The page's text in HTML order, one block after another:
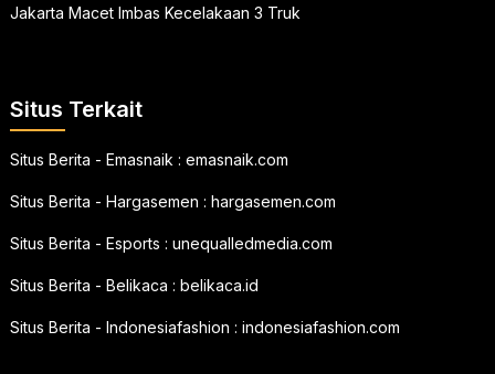
Jakarta Macet Imbas Kecelakaan 3 Truk
Situs Terkait
Situs Berita - Emasnaik : emasnaik.com
Situs Berita - Hargasemen : hargasemen.com
Situs Berita - Esports : unequalledmedia.com
Situs Berita - Belikaca : belikaca.id
Situs Berita - Indonesiafashion : indonesiafashion.com